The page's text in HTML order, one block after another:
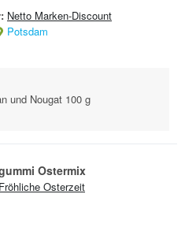
Netto Marken-Discount
Potsdam
und Nougat 100 g
Ostermix
Fröhliche Osterzeit